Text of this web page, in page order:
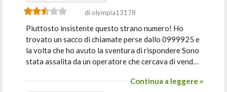
di olympia13178
Piuttosto insistente questo strano numero! Ho
trovato un sacco di chiamate perse dallo 0999925 e
la volta che ho avuto la sventura di rispondere Sono
stata assalita da un operatore che cercava di vend…
Continua a leggere »